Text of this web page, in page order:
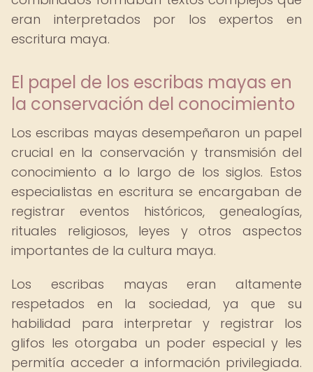
eran interpretados por los expertos en
escritura maya.
El papel de los escribas mayas en
la conservación del conocimiento
Los escribas mayas desempeñaron un papel
crucial en la conservación y transmisión del
conocimiento a lo largo de los siglos. Estos
especialistas en escritura se encargaban de
registrar eventos históricos, genealogías,
rituales religiosos, leyes y otros aspectos
importantes de la cultura maya.
Los escribas mayas eran altamente
respetados en la sociedad, ya que su
habilidad para interpretar y registrar los
glifos les otorgaba un poder especial y les
permitía acceder a información privilegiada.